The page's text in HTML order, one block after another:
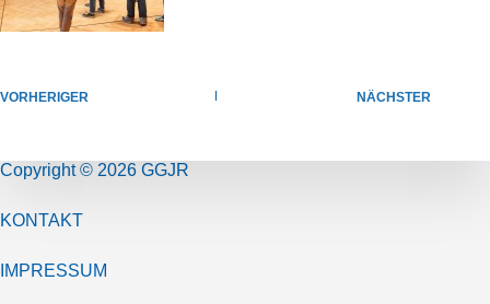
VORHERIGER NÄCHSTER
Copyright © 2026 GGJR
KONTAKT
IMPRESSUM